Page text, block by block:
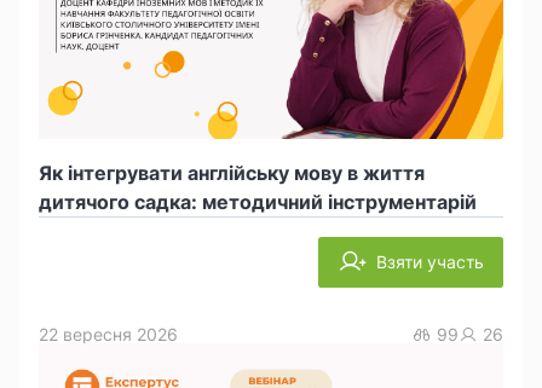
Як інтегрувати англійську мову в життя
дитячого садка: методичний інструментарій
Взяти участь
22 вересня 2026 99 26